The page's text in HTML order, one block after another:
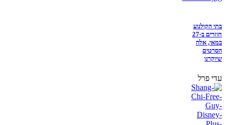
בתי הקולנוע
חוזרים ב-27
במאי, אלה
הסרטים
שיוקרנו
עדי פרל